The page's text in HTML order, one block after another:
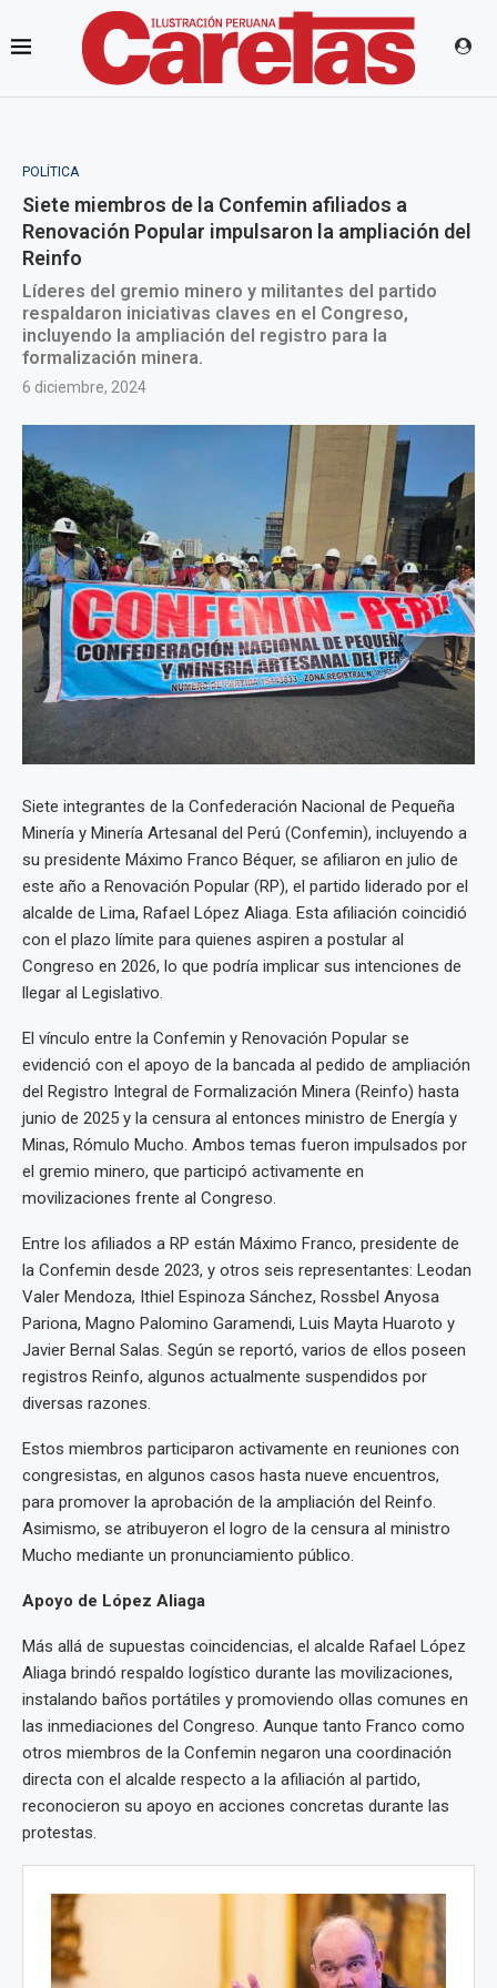
POLÍTICA
Siete miembros de la Confemin afiliados a
Renovación Popular impulsaron la ampliación del
Reinfo
Líderes del gremio minero y militantes del partido
respaldaron iniciativas claves en el Congreso,
incluyendo la ampliación del registro para la
formalización minera.
6 diciembre, 2024
Siete integrantes de la Confederación Nacional de Pequeña
Minería y Minería Artesanal del Perú (Confemin), incluyendo a
su presidente Máximo Franco Béquer, se afiliaron en julio de
este año a Renovación Popular (RP), el partido liderado por el
alcalde de Lima, Rafael López Aliaga. Esta afiliación coincidió
con el plazo límite para quienes aspiren a postular al
Congreso en 2026, lo que podría implicar sus intenciones de
llegar al Legislativo.
El vínculo entre la Confemin y Renovación Popular se
evidenció con el apoyo de la bancada al pedido de ampliación
del Registro Integral de Formalización Minera (Reinfo) hasta
junio de 2025 y la censura al entonces ministro de Energía y
Minas, Rómulo Mucho. Ambos temas fueron impulsados por
el gremio minero, que participó activamente en
movilizaciones frente al Congreso.
Entre los afiliados a RP están Máximo Franco, presidente de
la Confemin desde 2023, y otros seis representantes: Leodan
Valer Mendoza, Ithiel Espinoza Sánchez, Rossbel Anyosa
Pariona, Magno Palomino Garamendi, Luis Mayta Huaroto y
Javier Bernal Salas. Según se reportó, varios de ellos poseen
registros Reinfo, algunos actualmente suspendidos por
diversas razones.
Estos miembros participaron activamente en reuniones con
congresistas, en algunos casos hasta nueve encuentros,
para promover la aprobación de la ampliación del Reinfo.
Asimismo, se atribuyeron el logro de la censura al ministro
Mucho mediante un pronunciamiento público.
Apoyo de López Aliaga
Más allá de supuestas coincidencias, el alcalde Rafael López
Aliaga brindó respaldo logístico durante las movilizaciones,
instalando baños portátiles y promoviendo ollas comunes en
las inmediaciones del Congreso. Aunque tanto Franco como
otros miembros de la Confemin negaron una coordinación
directa con el alcalde respecto a la afiliación al partido,
reconocieron su apoyo en acciones concretas durante las
protestas.